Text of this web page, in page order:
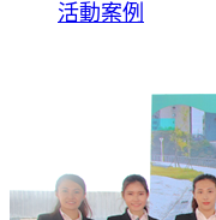
活動案例